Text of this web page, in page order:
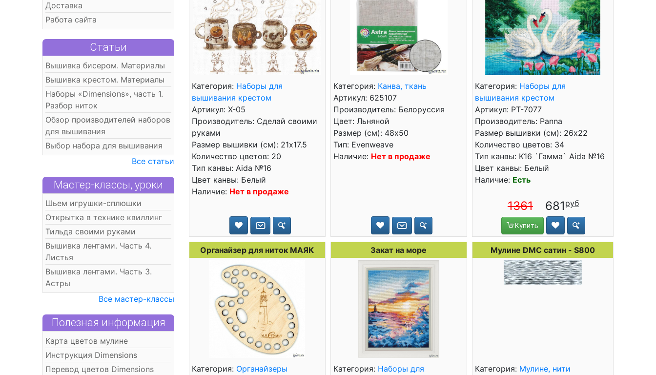
Доставка
Работа сайта
Статьи
Вышивка бисером. Материалы
Вышивка крестом. Материалы
Наборы «Dimensions», часть 1.
Разбор ниток
Обзор производителей наборов
для вышивания
Выбор набора для вышивания
Все статьи
Мастер-классы, уроки
Шьем игрушки-сплюшки
Открытка в технике квиллинг
Тильда своими руками
Вышивка лентами. Часть 4.
Листья
Вышивка лентами. Часть 3.
Астры
Все мастер-классы
Полезная информация
Карта цветов мулине
Инструкция Dimensions
Перевод цветов Dimensions
Категория: Наборы для
вышивания крестом
Артикул: Х-05
Производитель: Сделай своими
руками
Размер вышивки (см): 21x17.5
Количество цветов: 20
Тип канвы: Aida №16
Цвет канвы: Белый
Наличие: Нет в продаже
Категория: Канва, ткань
Артикул: 625107
Производитель: Белоруссия
Цвет: Льняной
Размер (см): 48x50
Тип: Evenweave
Наличие: Нет в продаже
Категория: Наборы для
вышивания крестом
Артикул: PT-7077
Производитель: Panna
Размер вышивки (см): 26x22
Количество цветов: 34
Тип канвы: К16 `Гамма` Aida №16
Цвет канвы: Белый
Наличие: Есть
1361 681
Купить
Органайзер для ниток МАЯК
Категория: Органайзеры
Закат на море
Категория: Наборы для
Мулине DMC сатин - S800
Категория: Мулине, нити